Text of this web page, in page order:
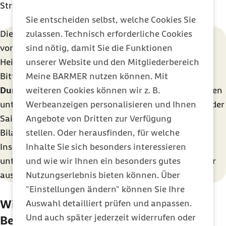
Sie entscheiden selbst, welche Cookies Sie
zulassen. Technisch erforderliche Cookies
sind nötig, damit Sie die Funktionen
unserer Website und den Mitgliederbereich
Meine BARMER nutzen können. Mit
weiteren Cookies können wir z. B.
Werbeanzeigen personalisieren und Ihnen
Angebote von Dritten zur Verfügung
stellen. Oder herausfinden, für welche
Inhalte Sie sich besonders interessieren
und wie wir Ihnen ein besonders gutes
Nutzungserlebnis bieten können. Über
"Einstellungen ändern" können Sie Ihre
Auswahl detailliert prüfen und anpassen.
Und auch später jederzeit widerrufen oder
verkleinert seinen CO
Weidekühen, bevorzugt aus biologischer Haltung beziehen. Denn
Weidekühen muss das Gras zum Fressen nicht extra bereitgestellt
werden, wodurch die Produktion und der Transport des Futtermittels
wegfallen und die Umwelt geschont wird.
überprüfen: Sehen, Riechen und Schmecken – vertrauen Sie den eigenen
Sinnen! Auch beim Kühlen, Kochen und Abwaschen entstehen
Emissionen. Nutzen Sie deshalb das Ökoprogramm der Spülmaschine
Neukauf sollten Sie darauf achten, energieeffiziente und nicht zu große
Geräte zu wählen.
Strategien für Eltern und Jugendliche.
Die CO2-Werte in den Formeln des Rechners wurden
vom ifeu-Institut für Energie- und Umweltforschung
Heidelberg berechnet (ifeu, Heidelberg, 2020).
Bitte beachten Sie, dass alle Angaben auf
Durchschnittswertenbasieren. Einzelne Werte können
unter anderenRahmenbedingungen wie Herkunft oder
Saison einen entscheidenden Einfluss auf die CO
Bilanz haben.
Insgesamt wurden188 Lebensmittel mit
unterschiedlichen Differenzierungen für den Rechner
ausgewählt und bilanziert.
Wie wurde vorgegangen bei der
Berechnung der CO2-Werte?